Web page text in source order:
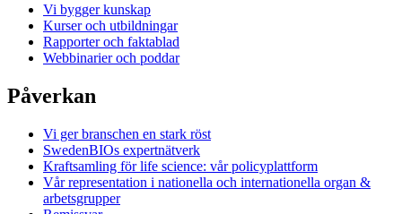
Vi bygger kunskap
Kurser och utbildningar
Rapporter och faktablad
Webbinarier och poddar
Påverkan
Vi ger branschen en stark röst
SwedenBIOs expertnätverk
Kraftsamling för life science: vår policyplattform
Vår representation i nationella och internationella organ &
arbetsgrupper